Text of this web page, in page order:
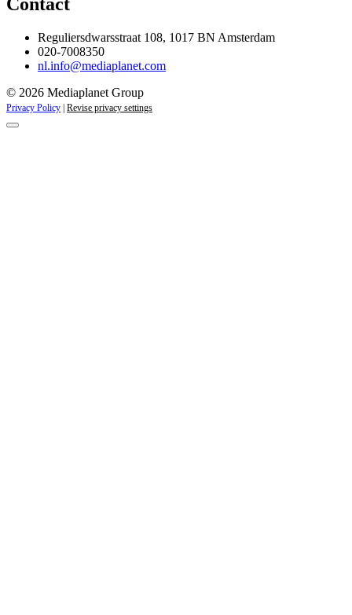
Reguliersdwarsstraat 108, 1017 BN Amsterdam
020-7008350
nl.info@mediaplanet.com
© 2026 Mediaplanet Group
Privacy Policy | Revise privacy settings